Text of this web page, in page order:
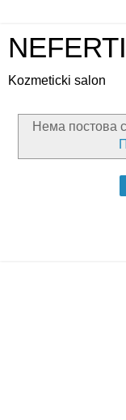
Kozmeticki salon
Нема постова